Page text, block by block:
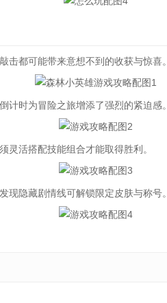
都可能带来意想不到的收获与惊喜。
时为冒险之旅增添了强烈的紧迫感。
活搭配技能组合才能取得胜利。
隐藏剧情线可解锁限定皮肤与称号。